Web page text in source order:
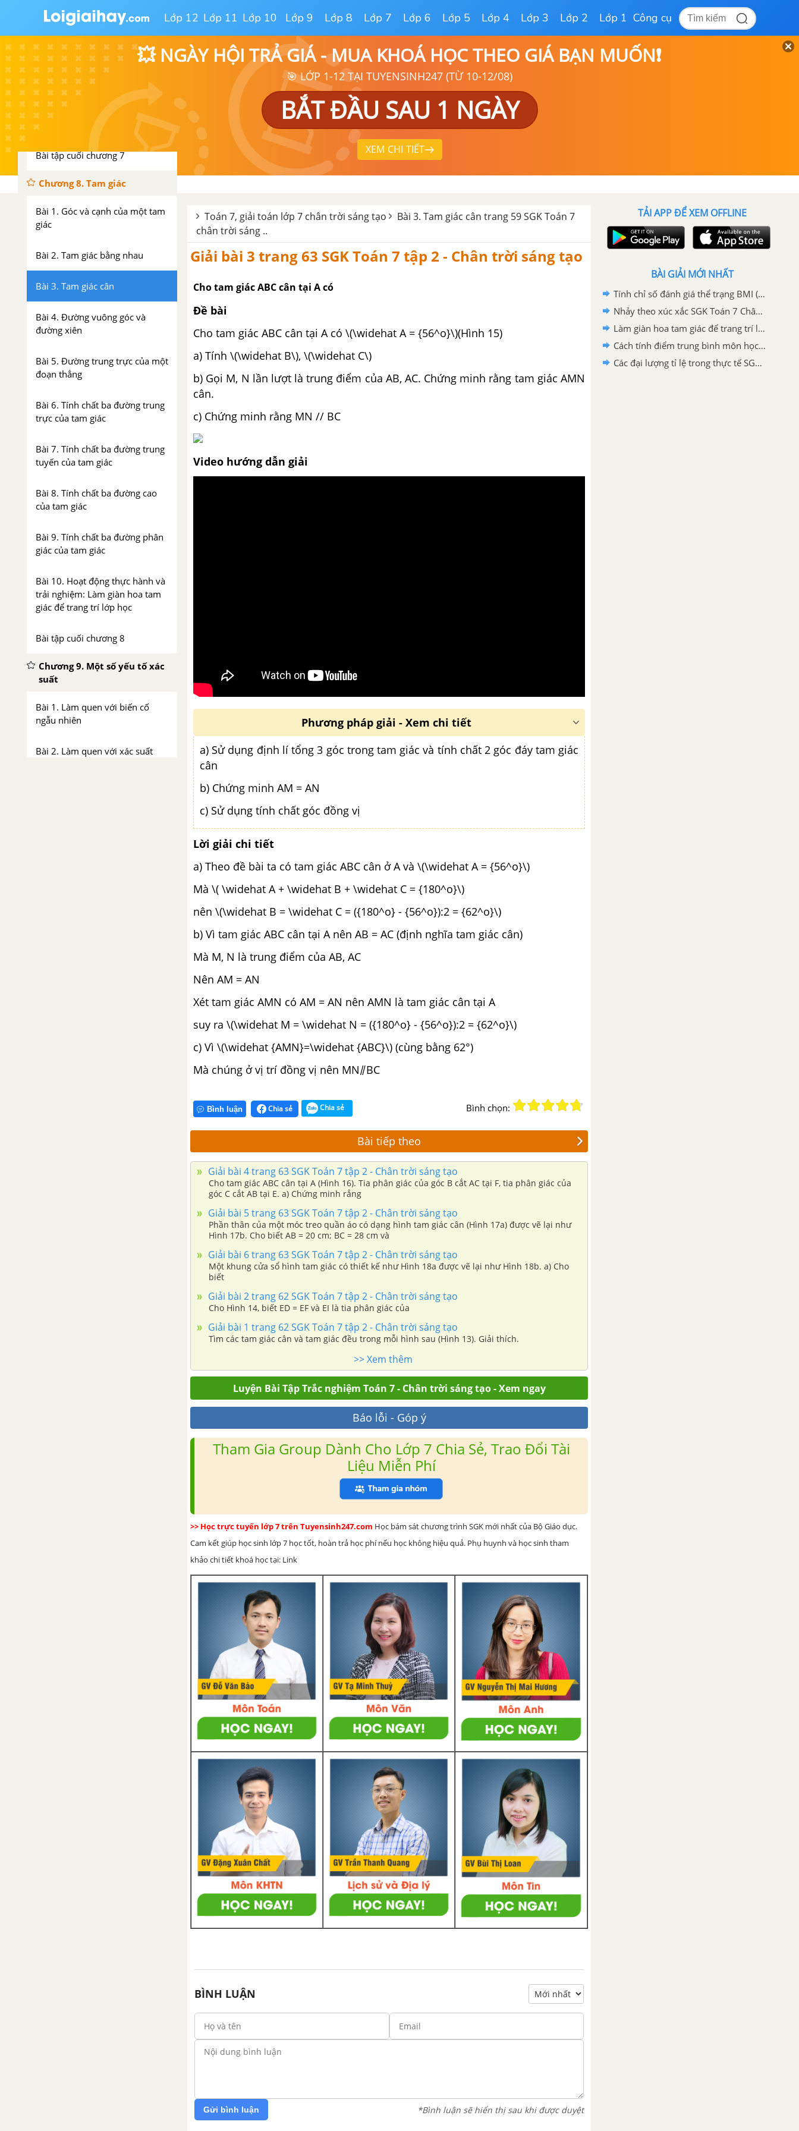
Lớp 12 Lớp 11 Lớp 10 Lớp 9 Lớp 8 Lớp 7 Lớp 6 Lớp 5 Lớp 4 Lớp 3 Lớp 2 Lớp 1 Công cụ
💥 NGÀY HỘI TRẢ GIÁ - MUA KHOÁ HỌC THEO GIÁ BẠN MUỐN❗
🎯 LỚP 1-12 TẠI TUYENSINH247 (TỪ 10-12/08)
BẮT ĐẦU SAU 1 NGÀY
XEM CHI TIẾT
Bài 3. Phép cộng và phép trừ đa
thức một biến
Bài 4. Phép nhân và phép chia
đa thức một biến
Bài 5. Hoạt động thực hành và
trải nghiệm: Cách tính điểm
trung bình môn học kì
Bài tập cuối chương 7
Chương 8. Tam giác
Bài 1. Góc và cạnh của một tam
giác
Bài 2. Tam giác bằng nhau
Bài 3. Tam giác cân
Bài 4. Đường vuông góc và
đường xiên
Bài 5. Đường trung trực của một
đoạn thẳng
Bài 6. Tính chất ba đường trung
trực của tam giác
Bài 7. Tính chất ba đường trung
tuyến của tam giác
Bài 8. Tính chất ba đường cao
của tam giác
Bài 9. Tính chất ba đường phân
giác của tam giác
Bài 10. Hoạt động thực hành và
trải nghiệm: Làm giàn hoa tam
giác để trang trí lớp học
Bài tập cuối chương 8
Chương 9. Một số yếu tố xác
suất
Bài 1. Làm quen với biến cố
ngẫu nhiên
Bài 2. Làm quen với xác suất
Toán 7, giải toán lớp 7 chân trời sáng tạo
Bài 3. Tam giác cân trang 59 SGK Toán 7
chân trời sáng ..
Giải bài 3 trang 63 SGK Toán 7 tập 2 - Chân trời sáng tạo
Cho tam giác ABC cân tại A có
Đề bài
Cho tam giác ABC cân tại A có \(\widehat A = {56^o}\)(Hình 15)
a) Tính \(\widehat B\), \(\widehat C\)
b) Gọi M, N lần lượt là trung điểm của AB, AC. Chứng minh rằng tam giác AMN
cân.
c) Chứng minh rằng MN // BC
Video hướng dẫn giải
Phương pháp giải - Xem chi tiết
a) Sử dụng định lí tổng 3 góc trong tam giác và tính chất 2 góc đáy tam giác
cân
b) Chứng minh AM = AN
c) Sử dụng tính chất góc đồng vị
Lời giải chi tiết
a) Theo đề bài ta có tam giác ABC cân ở A và \(\widehat A = {56^o}\)
Mà \( \widehat A + \widehat B + \widehat C = {180^o}\)
nên \(\widehat B = \widehat C = ({180^o} - {56^o}):2 = {62^o}\)
b) Vì tam giác ABC cân tại A nên AB = AC (định nghĩa tam giác cân)
Mà M, N là trung điểm của AB, AC
Nên AM = AN
Xét tam giác AMN có AM = AN nên AMN là tam giác cân tại A
suy ra \(\widehat M = \widehat N = ({180^o} - {56^o}):2 = {62^o}\)
c) Vì \(\widehat {AMN}=\widehat {ABC}\) (cùng bằng 62°)
Mà chúng ở vị trí đồng vị nên MN⫽BC
Bình luận Chia sẻ Chia sẻ Bình chọn:
Bài tiếp theo
Giải bài 4 trang 63 SGK Toán 7 tập 2 - Chân trời sáng tạo
Cho tam giác ABC cân tại A (Hình 16). Tia phân giác của góc B cắt AC tại F, tia phân giác của
góc C cắt AB tại E. a) Chứng minh rẳng
Giải bài 5 trang 63 SGK Toán 7 tập 2 - Chân trời sáng tạo
Phần thân của một móc treo quần áo có dạng hình tam giác cân (Hình 17a) được vẽ lại như
Hình 17b. Cho biết AB = 20 cm; BC = 28 cm và
Giải bài 6 trang 63 SGK Toán 7 tập 2 - Chân trời sáng tạo
Một khung cửa sổ hình tam giác có thiết kế như Hình 18a được vẽ lại như Hình 18b. a) Cho
biết
Giải bài 2 trang 62 SGK Toán 7 tập 2 - Chân trời sáng tạo
Cho Hình 14, biết ED = EF và EI là tia phân giác của
Giải bài 1 trang 62 SGK Toán 7 tập 2 - Chân trời sáng tạo
Tìm các tam giác cân và tam giác đều trong mỗi hình sau (Hình 13). Giải thích.
>> Xem thêm
Luyện Bài Tập Trắc nghiệm Toán 7 - Chân trời sáng tạo - Xem ngay
Báo lỗi - Góp ý
Tham Gia Group Dành Cho Lớp 7 Chia Sẻ, Trao Đổi Tài
Liệu Miễn Phí
>> Học trực tuyến lớp 7 trên Tuyensinh247.com Học bám sát chương trình SGK mới nhất của Bộ Giáo dục.
Cam kết giúp học sinh lớp 7 học tốt, hoàn trả học phí nếu học không hiệu quả. Phụ huynh và học sinh tham
khảo chi tiết khoá học tại: Link
BÌNH LUẬN
Gửi bình luận *Bình luận sẽ hiển thị sau khi được duyệt
TẢI APP ĐỂ XEM OFFLINE
BÀI GIẢI MỚI NHẤT
Tính chỉ số đánh giá thể trạng BMI (Body mass index) SGK Toán 7 Chân trời sáng tạo
Nhảy theo xúc xắc SGK Toán 7 Chân trời sáng tạo
Làm giàn hoa tam giác để trang trí lớp học SGK Toán 7 Chân trời sáng tạo
Cách tính điểm trung bình môn học kì SGK Toán 7 Chân trời sáng tạo
Các đại lượng tỉ lệ trong thực tế SGK Toán 7 Chân trời sáng tạo